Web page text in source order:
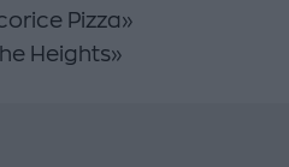
Pizza»
Heights»